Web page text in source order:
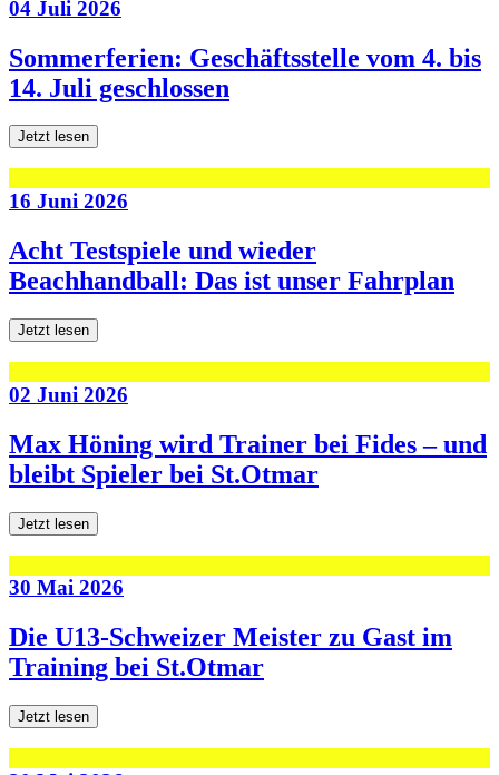
04 Juli 2026
Sommerferien: Geschäftsstelle vom 4. bis
14. Juli geschlossen
Jetzt lesen
16 Juni 2026
Acht Testspiele und wieder
Beachhandball: Das ist unser Fahrplan
Jetzt lesen
02 Juni 2026
Max Höning wird Trainer bei Fides – und
bleibt Spieler bei St.Otmar
Jetzt lesen
30 Mai 2026
Die U13-Schweizer Meister zu Gast im
Training bei St.Otmar
Jetzt lesen